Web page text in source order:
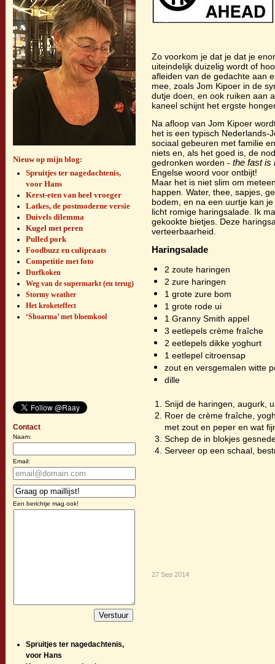
Nieuw op mijn blog:
Spruitjes ter nagedachtenis,
voor Hans
Kerst-eten van heel vroeger
Latkes, de postmoderne versie
Duivels dilemma
Kugel met peren
Pulled pork
Foodbuzz en culipraats
Competitie met foto
Durfkoken
Weg van de supermarkt (en terug)
Stormy weather
Het kroketeffect
‘Shoarma’ met bloemkool
Contact
Naam:
Email:
Een berichtje mag ook!
Spruitjes ter nagedachtenis,
voor Hans
Zo voorkom je dat je dat je
uiteindelijk duizelig wordt of
afleiden van de gedachte aan
mee, zoals Jom Kipoer in de
dutje doen, en ook ruiken aan
kaneel schijnt het ergste
Na afloop van Jom Kipoer
het is een typisch Nederlands-
sociaal gebeuren met familie
niets en, als het goed is, de
gedronken worden - the fast is
Engelse woord voor ontbijt!
Maar het is niet slim om
happen. Water, thee, sapjes,
bodem, en na een uurtje kan
licht romige haringsalade. Ik
gekookte bietjes. Deze
verteerbaarheid.
Haringsalade
2 zoute haringen
2 zure haringen
1 grote zure bom
1 grote rode ui
1 Granny Smith appel
3 eetlepels crème fraîche
2 eetlepels dikke yoghurt
1 eetlepel citroensap
zout en versgemalen witte
dille
Snijd de haringen, augurk,
Roer de crème fraîche,
met zout en peper en wat
Schep de in blokjes
Serveer op een schaal,
27 Sep 2014